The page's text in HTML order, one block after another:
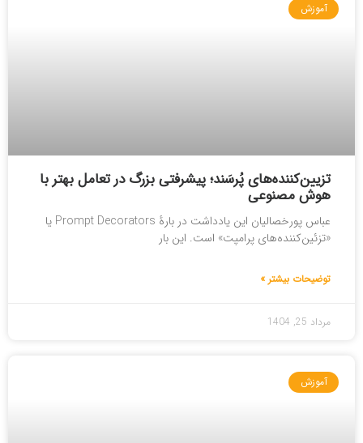
آموزش
تزیین‌کننده‌‌های پُرسَند؛ پیشرفتی بزرگ در تعامل بهتر با
هوش مصنوعی
عباس پورخصالیان این یادداشت در بارۀ Prompt Decorators یا
«تزئین‌کننده‌های پرامپت» است. این بار
توضیحات بیشتر »
مرداد 25, 1404
آموزش